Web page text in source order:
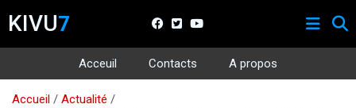
KIVU7
Acceuil Contacts
A propos
Accueil
Actualité